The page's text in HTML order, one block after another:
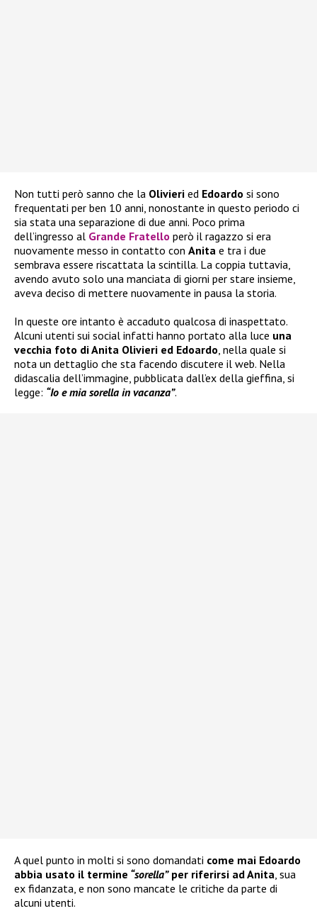
Non tutti però sanno che la Olivieri ed Edoardo si sono
frequentati per ben 10 anni, nonostante in questo periodo ci
sia stata una separazione di due anni. Poco prima
dell’ingresso al Grande Fratello però il ragazzo si era
nuovamente messo in contatto con Anita e tra i due
sembrava essere riscattata la scintilla. La coppia tuttavia,
avendo avuto solo una manciata di giorni per stare insieme,
aveva deciso di mettere nuovamente in pausa la storia.
In queste ore intanto è accaduto qualcosa di inaspettato.
Alcuni utenti sui social infatti hanno portato alla luce una
vecchia foto di Anita Olivieri ed Edoardo, nella quale si
nota un dettaglio che sta facendo discutere il web. Nella
didascalia dell’immagine, pubblicata dall’ex della gieffina, si
legge: “Io e mia sorella in vacanza”.
A quel punto in molti si sono domandati come mai Edoardo
abbia usato il termine “sorella”per riferirsi ad Anita, sua
ex fidanzata, e non sono mancate le critiche da parte di
alcuni utenti.